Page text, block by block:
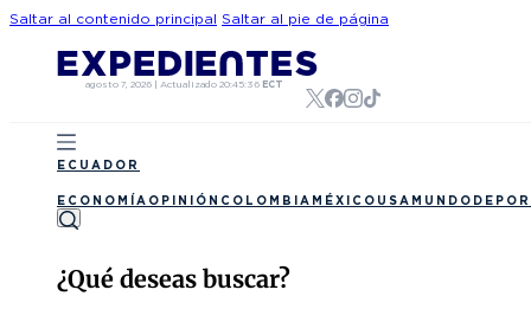
Saltar al contenido principal Saltar al pie de página
agosto 7, 2026 | Actualizado 20:45:36 ECT
ECUADOR
ECONOMÍA OPINIÓN COLOMBIA MÉXICO USA MUNDO
¿Qué deseas buscar?